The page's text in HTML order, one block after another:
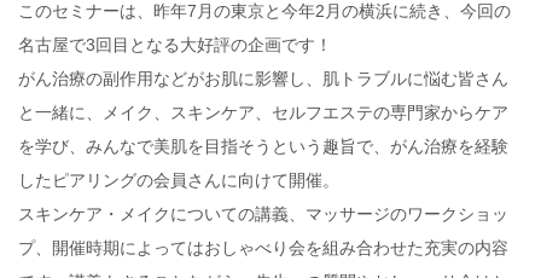
このセミナーは、昨年7月の東京と今年2月の横浜に続き、今回の
名古屋で3回目となる大好評の企画です！
がん治療の副作用などがお肌に影響し、肌トラブルに悩む皆さん
と一緒に、メイク、スキンケア、セルフエステの専門家からケア
を学び、みんなで美肌を目指そうという趣旨で、がん治療を経験
したピアリングの会員さんに向けて開催。
スキンケア・メイクについての講義、マッサージのワークショッ
プ、開催時期によってはおしゃべり会を組み合わせた充実の内容